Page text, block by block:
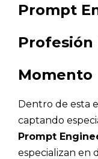
Prompt
Profesión
Momento
Dentro de esta
captando
Prompt
especializan en